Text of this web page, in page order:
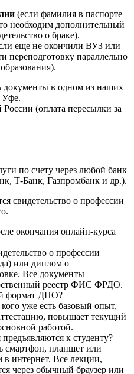
(если фамилия в паспорте
необходим дополнительный
о браке).
еще не окончили ВУЗ или
переподготовку параллельно
документы в одном из наших
Уфе.
(оплата пересылки за
по счету через любой банк
Т-Банк, Газпромбанк и др.).
свидетельство о профессии
окончания онлайн-курса
о профессии
или диплом о
Все документы
реестр ФИС ФРДО.
формат ДПО?
уже есть базовый опыт,
повышает текущий
работой.
к студенту?
смартфон, планшет или
интернет. Все лекции,
через обычный браузер или